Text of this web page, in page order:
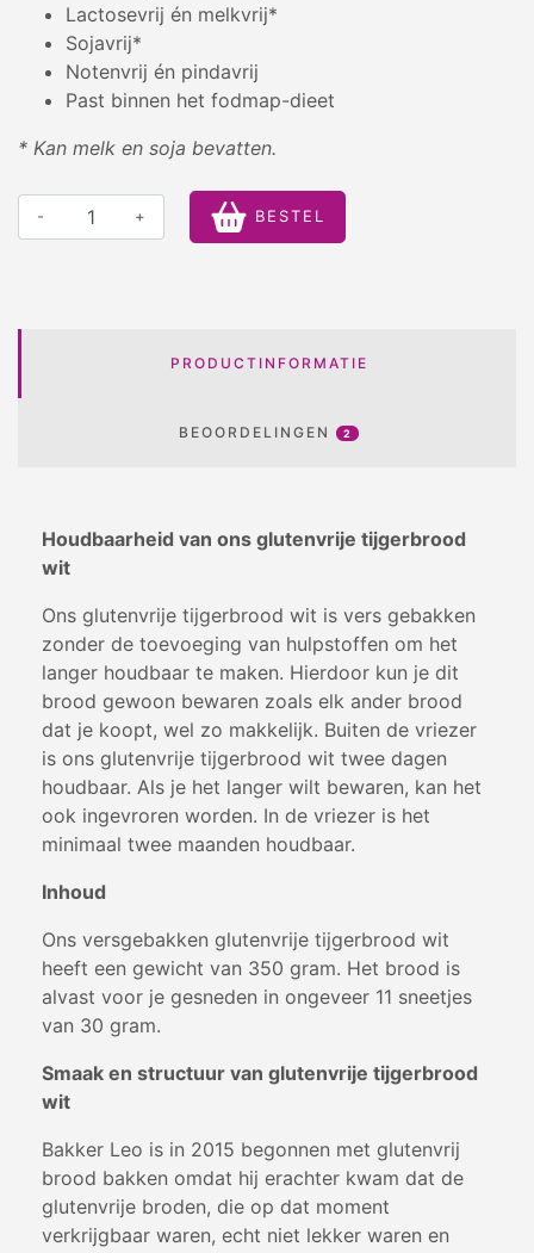
Lactosevrij én melkvrij*
Sojavrij*
Notenvrij én pindavrij
Past binnen het fodmap-dieet
* Kan melk en soja bevatten.
- + BESTEL
PRODUCTINFORMATIE
BEOORDELINGEN 2
Houdbaarheid van ons glutenvrije tijgerbrood
wit
Ons glutenvrije tijgerbrood wit is vers gebakken
zonder de toevoeging van hulpstoffen om het
langer houdbaar te maken. Hierdoor kun je dit
brood gewoon bewaren zoals elk ander brood
dat je koopt, wel zo makkelijk. Buiten de vriezer
is ons glutenvrije tijgerbrood wit twee dagen
houdbaar. Als je het langer wilt bewaren, kan het
ook ingevroren worden. In de vriezer is het
minimaal twee maanden houdbaar.
Inhoud
Ons versgebakken glutenvrije tijgerbrood wit
heeft een gewicht van 350 gram. Het brood is
alvast voor je gesneden in ongeveer 11 sneetjes
van 30 gram.
Smaak en structuur van glutenvrije tijgerbrood
wit
Bakker Leo is in 2015 begonnen met glutenvrij
brood bakken omdat hij erachter kwam dat de
glutenvrije broden, die op dat moment
verkrijgbaar waren, echt niet lekker waren en